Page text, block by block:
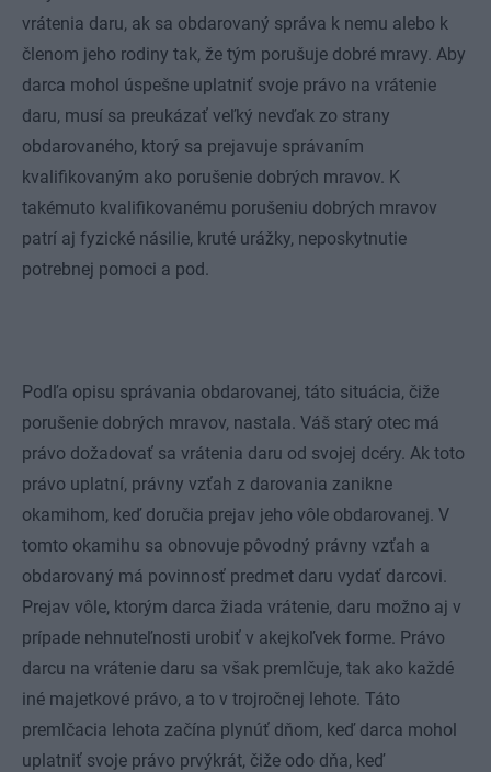
vrátenia daru, ak sa obdarovaný správa k nemu alebo k
členom jeho rodiny tak, že tým porušuje dobré mravy. Aby
darca mohol úspešne uplatniť svoje právo na vrátenie
daru, musí sa preukázať veľký nevďak zo strany
obdarovaného, ktorý sa prejavuje správaním
kvalifikovaným ako porušenie dobrých mravov. K
takémuto kvalifikovanému porušeniu dobrých mravov
patrí aj fyzické násilie, kruté urážky, neposkytnutie
potrebnej pomoci a pod.
Podľa opisu správania obdarovanej, táto situácia, čiže
porušenie dobrých mravov, nastala. Váš starý otec má
právo dožadovať sa vrátenia daru od svojej dcéry. Ak toto
právo uplatní, právny vzťah z darovania zanikne
okamihom, keď doručia prejav jeho vôle obdarovanej. V
tomto okamihu sa obnovuje pôvodný právny vzťah a
obdarovaný má povinnosť predmet daru vydať darcovi.
Prejav vôle, ktorým darca žiada vrátenie, daru možno aj v
prípade nehnuteľnosti urobiť v akejkoľvek forme. Právo
darcu na vrátenie daru sa však premlčuje, tak ako každé
iné majetkové právo, a to v trojročnej lehote. Táto
premlčacia lehota začína plynúť dňom, keď darca mohol
uplatniť svoje právo prvýkrát, čiže odo dňa, keď